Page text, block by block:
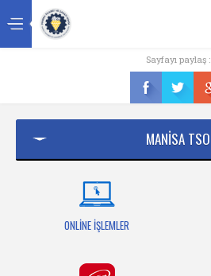
Üyelik
Sayfayı paylaş :
MANİSA TSO
ONLİNE İŞLEMLER